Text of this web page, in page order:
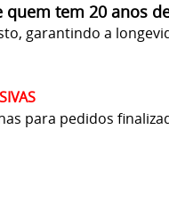
quem tem 20 anos
garantindo a
para pedidos